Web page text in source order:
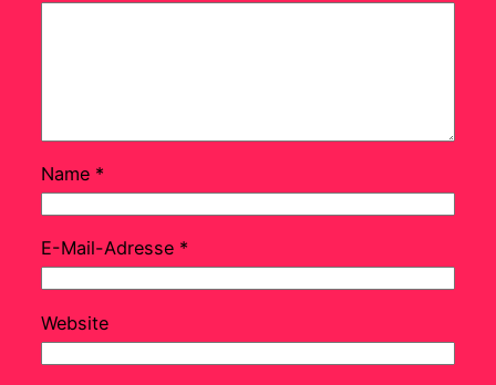
Name *
E-Mail-Adresse *
Website